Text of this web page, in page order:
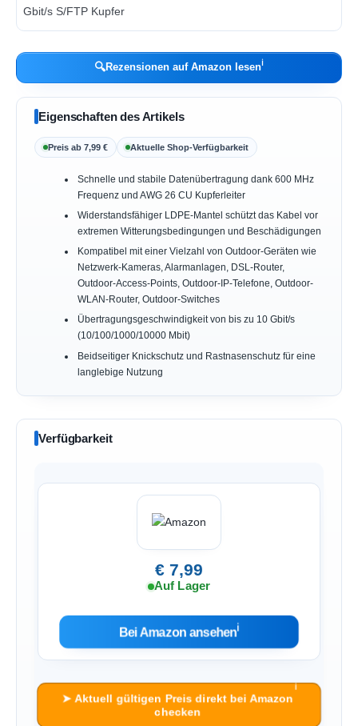
🔍Rezensionen auf Amazon lesenℹ︎
Eigenschaften des Artikels
Preis ab 7,99 € Aktuelle Shop-Verfügbarkeit
Schnelle und stabile Datenübertragung dank 600 MHz
Frequenz und AWG 26 CU Kupferleiter
Widerstandsfähiger LDPE-Mantel schützt das Kabel vor
extremen Witterungsbedingungen und Beschädigungen
Kompatibel mit einer Vielzahl von Outdoor-Geräten wie
Netzwerk-Kameras, Alarmanlagen, DSL-Router,
Outdoor-Access-Points, Outdoor-IP-Telefone, Outdoor-
WLAN-Router, Outdoor-Switches
Übertragungsgeschwindigkeit von bis zu 10 Gbit/s
(10/100/1000/10000 Mbit)
Beidseitiger Knickschutz und Rastnasenschutz für eine
langlebige Nutzung
Verfügbarkeit
€ 7,99
Auf Lager
Bei Amazon ansehenℹ︎
➤ Aktuell gültigen Preis direkt bei Amazon
checken
ℹ︎